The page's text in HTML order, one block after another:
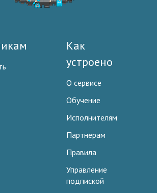
Как
устроено
О сервисе
Обучение
Исполнителям
Партнерам
Правила
Управление
подпиской